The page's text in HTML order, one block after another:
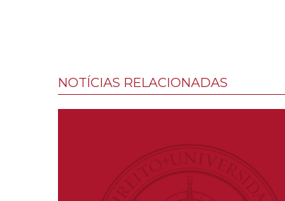
NOTÍCIAS RELACIONADAS